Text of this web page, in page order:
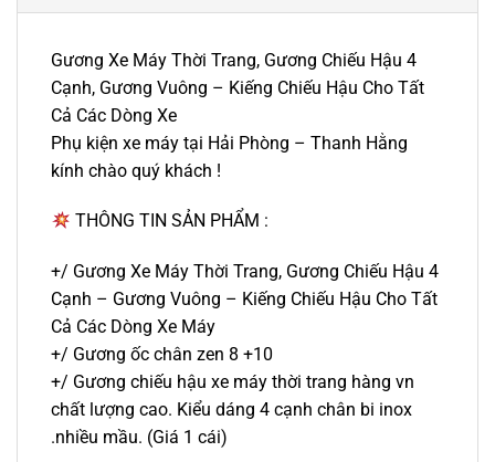
Gương Xe Máy Thời Trang, Gương Chiếu Hậu 4
Cạnh, Gương Vuông – Kiếng Chiếu Hậu Cho Tất
Cả Các Dòng Xe
Phụ kiện xe máy tại Hải Phòng – Thanh Hằng
kính chào quý khách !
THÔNG TIN SẢN PHẨM :
+/ Gương Xe Máy Thời Trang, Gương Chiếu Hậu 4
Cạnh – Gương Vuông – Kiếng Chiếu Hậu Cho Tất
Cả Các Dòng Xe Máy
+/ Gương ốc chân zen 8 +10
+/ Gương chiếu hậu xe máy thời trang hàng vn
chất lượng cao. Kiểu dáng 4 cạnh chân bi inox
.nhiều mầu. (Giá 1 cái)